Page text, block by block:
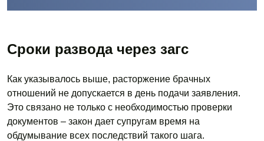
Сроки развода через загс
Как указывалось выше, расторжение брачных
отношений не допускается в день подачи заявления.
Это связано не только с необходимостью проверки
документов – закон дает супругам время на
обдумывание всех последствий такого шага.